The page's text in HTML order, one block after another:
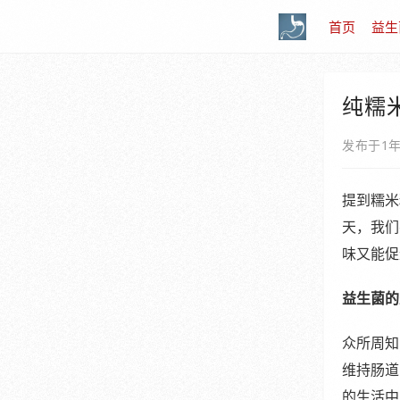
首页 益
纯糯
发布于1
提到糯
天，我
味又能
益生菌
众所周
维持肠